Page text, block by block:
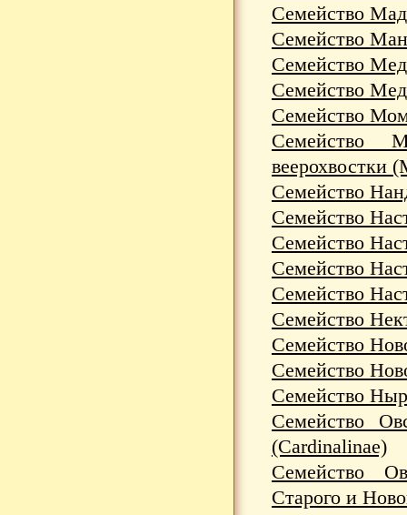
Семейство
Семейство
Семейство
Семейство
Семейство
Семейство
веерохвостки
Семейство
Семейство
Семейство
Семейство
Семейство
Семейство
Семейство
Семейство
Семейство
Семейство
(Cardinalinae)
Семейство
Старого и